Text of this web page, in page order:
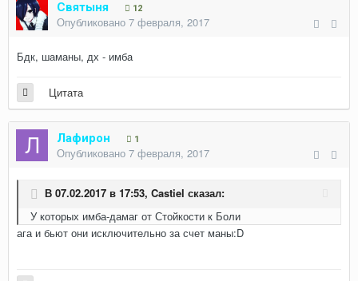
Святыня 12
Опубликовано 7 февраля, 2017
Бдк, шаманы, дх - имба
Цитата
Лафирон 1
Опубликовано 7 февраля, 2017
В 07.02.2017 в 17:53, Castiel сказал:
У которых имба-дамаг от Стойкости к Боли
ага и бьют они исключительно за счет маны:D